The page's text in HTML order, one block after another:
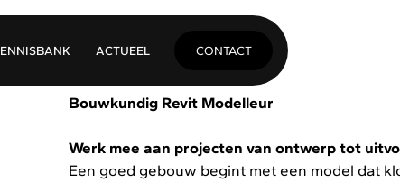
ENNISBANK ACTUEEL CONTACT
Bouwkundig Revit Modelleur
Werk mee aan projecten van ontwerp tot
Een goed gebouw begint met een model dat